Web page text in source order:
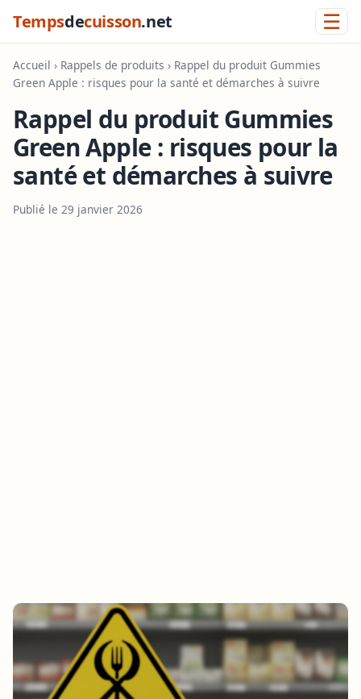
Tempsdecuisson.net ☰
Accueil › Rappels de produits › Rappel du produit Gummies
Green Apple : risques pour la santé et démarches à suivre
Rappel du produit Gummies
Green Apple : risques pour la
santé et démarches à suivre
Publié le 29 janvier 2026